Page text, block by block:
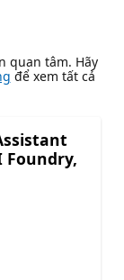
quan tâm. Hãy
để xem tất cả
Foundry,